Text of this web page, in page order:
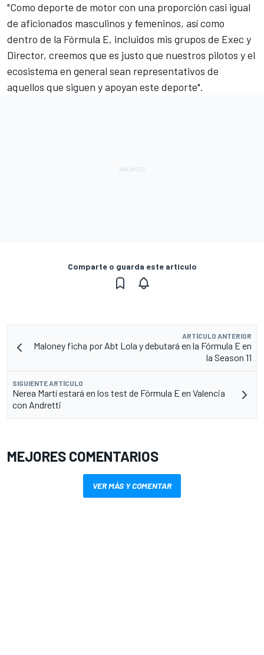
"Como deporte de motor con una proporción casi igual
de aficionados masculinos y femeninos, así como
dentro de la Fórmula E, incluidos mis grupos de Exec y
Director, creemos que es justo que nuestros pilotos y el
ecosistema en general sean representativos de
aquellos que siguen y apoyan este deporte".
Comparte o guarda este artículo
ARTÍCULO ANTERIOR
Maloney ficha por Abt Lola y debutará en la Fórmula E en
la Season 11
SIGUIENTE ARTÍCULO
Nerea Martí estará en los test de Fórmula E en Valencia
con Andretti
MEJORES COMENTARIOS
VER MÁS Y COMENTAR